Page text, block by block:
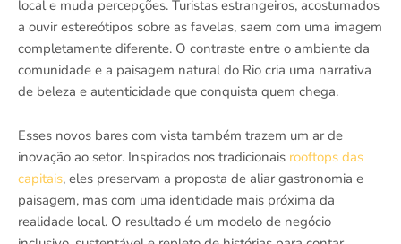
local e muda percepções. Turistas estrangeiros, acostumados
a ouvir estereótipos sobre as favelas, saem com uma imagem
completamente diferente. O contraste entre o ambiente da
comunidade e a paisagem natural do Rio cria uma narrativa
de beleza e autenticidade que conquista quem chega.
Esses novos bares com vista também trazem um ar de
inovação ao setor. Inspirados nos tradicionais rooftops das
capitais, eles preservam a proposta de aliar gastronomia e
paisagem, mas com uma identidade mais próxima da
realidade local. O resultado é um modelo de negócio